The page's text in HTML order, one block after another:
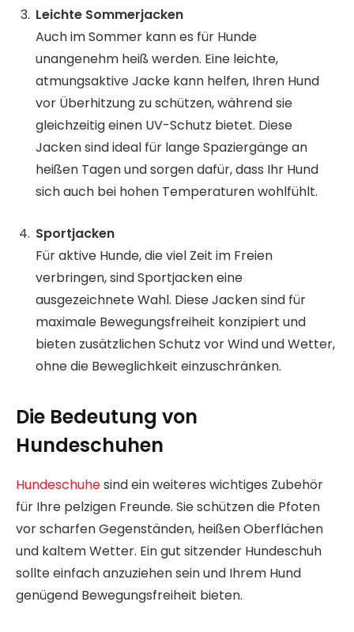
Leichte Sommerjacken
Auch im Sommer kann es für Hunde
unangenehm heiß werden. Eine leichte,
atmungsaktive Jacke kann helfen, Ihren Hund
vor Überhitzung zu schützen, während sie
gleichzeitig einen UV-Schutz bietet. Diese
Jacken sind ideal für lange Spaziergänge an
heißen Tagen und sorgen dafür, dass Ihr Hund
sich auch bei hohen Temperaturen wohlfühlt.
Sportjacken
Für aktive Hunde, die viel Zeit im Freien
verbringen, sind Sportjacken eine
ausgezeichnete Wahl. Diese Jacken sind für
maximale Bewegungsfreiheit konzipiert und
bieten zusätzlichen Schutz vor Wind und Wetter,
ohne die Beweglichkeit einzuschränken.
Die Bedeutung von
Hundeschuhen
Hundeschuhesind ein weiteres wichtiges Zubehör
für Ihre pelzigen Freunde. Sie schützen die Pfoten
vor scharfen Gegenständen, heißen Oberflächen
und kaltem Wetter. Ein gut sitzender Hundeschuh
sollte einfach anzuziehen sein und Ihrem Hund
genügend Bewegungsfreiheit bieten.